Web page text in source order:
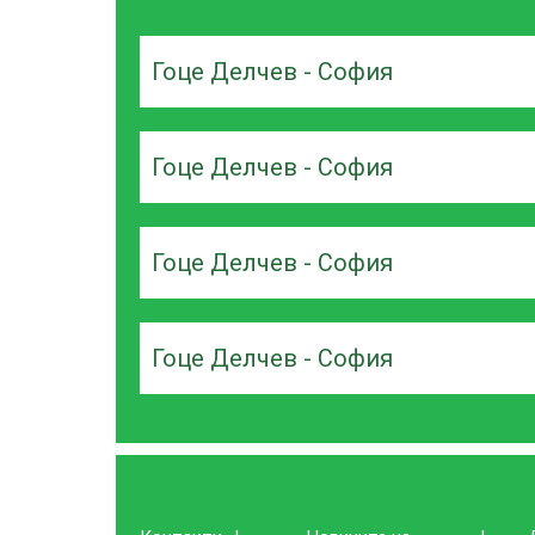
Гоце Делчев - София
Гоце Делчев - София
Гоце Делчев - София
Гоце Делчев - София